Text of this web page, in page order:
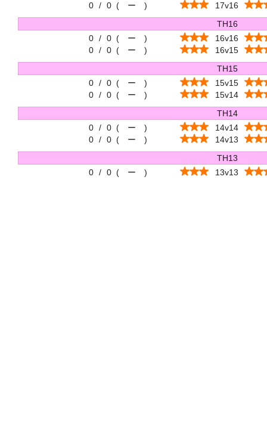
0 / 0 ( ー )
17v16
TH16
0 / 0 ( ー )
16v16
0 / 0 ( ー )
16v15
TH15
0 / 0 ( ー )
15v15
0 / 0 ( ー )
15v14
TH14
0 / 0 ( ー )
14v14
0 / 0 ( ー )
14v13
TH13
0 / 0 ( ー ) 13v13